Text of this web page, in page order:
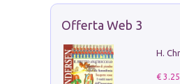
Offerta Web 3
€ 3.25